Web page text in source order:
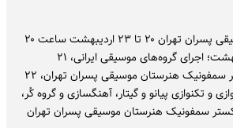
شب‌های هنرستان موسیقی پسران تهران ۲۰ تا ۲۳ اردیبهشت ساعت ۲۰
در تالار رودکی؛ ۲۰ اردیبهشت؛ اجرای گروه‌های موسیقی ایرانی، ۲۱
اردیبهشت؛ اجرای ارکستر سمفونیک هنرستان موسیقی پسران تهران، ۲۲
و تکنوازی پیانو و گیتار، آهنگسازی و گروه کُر،